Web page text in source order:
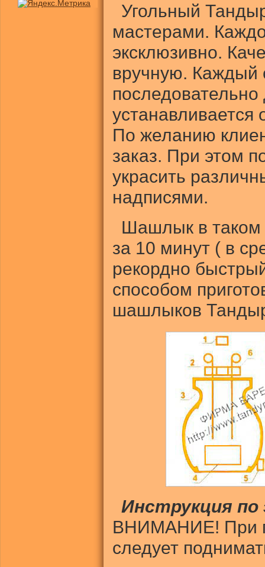
Угольный
мастерами.
эксклюзивно.
вручную. Каждый
устанавливается
По желанию
заказ. При этом
украсить
надписями.
Шашлык в таком
за 10 минут ( в
рекордно
способом
шашлыков Тандыр
Инструкция по
ВНИМАНИЕ! При
следует